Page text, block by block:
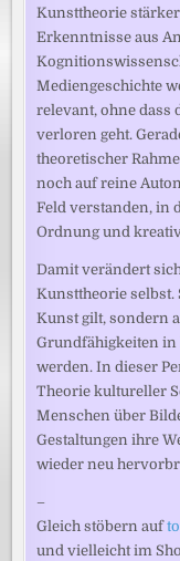
Kunsttheorie
Erkenntnisse aus
Mediengeschichte
relevant, ohne dass
verloren geht.
theoretischer
noch auf reine
Feld verstanden, in
Ordnung und
Damit verändert
Kunsttheorie selbst.
Kunst gilt, sondern
Grundfähigkeiten
werden. In dieser
Theorie kultureller
Menschen über
Gestaltungen ihre
wieder neu
–
Gleich stöbern auf
und vielleicht im